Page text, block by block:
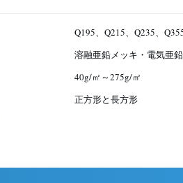
Q195、Q215、Q235、
溶融亜鉛メッキ・電気亜
40g/㎡～275g/㎡
正方形と長方形